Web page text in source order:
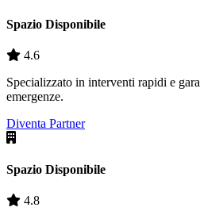
Spazio Disponibile
4.6
Specializzato in interventi rapidi e
emergenze.
Diventa Partner
Spazio Disponibile
4.8